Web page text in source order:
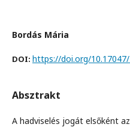
Bordás Mária
DOI: https://doi.org/10.17047/
Absztrakt
A hadviselés jogát elsőként